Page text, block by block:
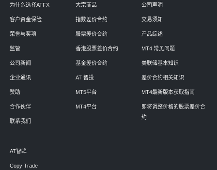
为什么选择ATFX
客户资金保险
荣誉与奖项
监管
公司新闻
企业通讯
赞助
合作伙伴
联系我们
大宗商品
指数差价合约
股票差价合约
香港股票差价合约
基金差价合约
AT 智投
MT5平台
MT4平台
公司声明
交易须知
产品综述
MT4 常见问题
美联储基本知识
差价合约相关知识
MT4最新版本获取指南
即将调整价格的股票差价合
约
AT智眸
Copy Trade